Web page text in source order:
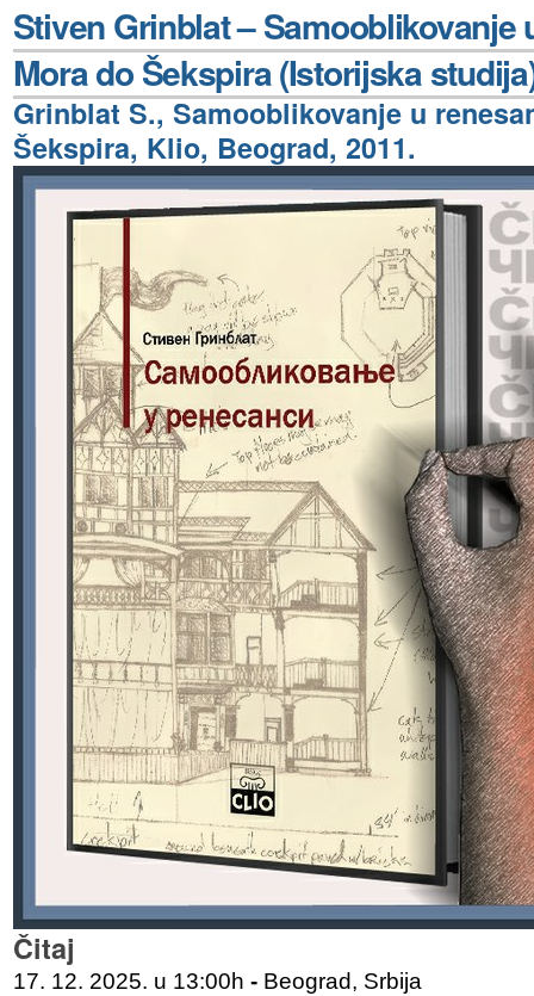
Stiven Grinblat – Samooblikovanje
Mora do Šekspira (Istorijska
Grinblat S., Samooblikovanje u
Šekspira, Klio, Beograd, 2011.
Čitaj
17. 12. 2025. u 13:00h - Beograd, Srbija